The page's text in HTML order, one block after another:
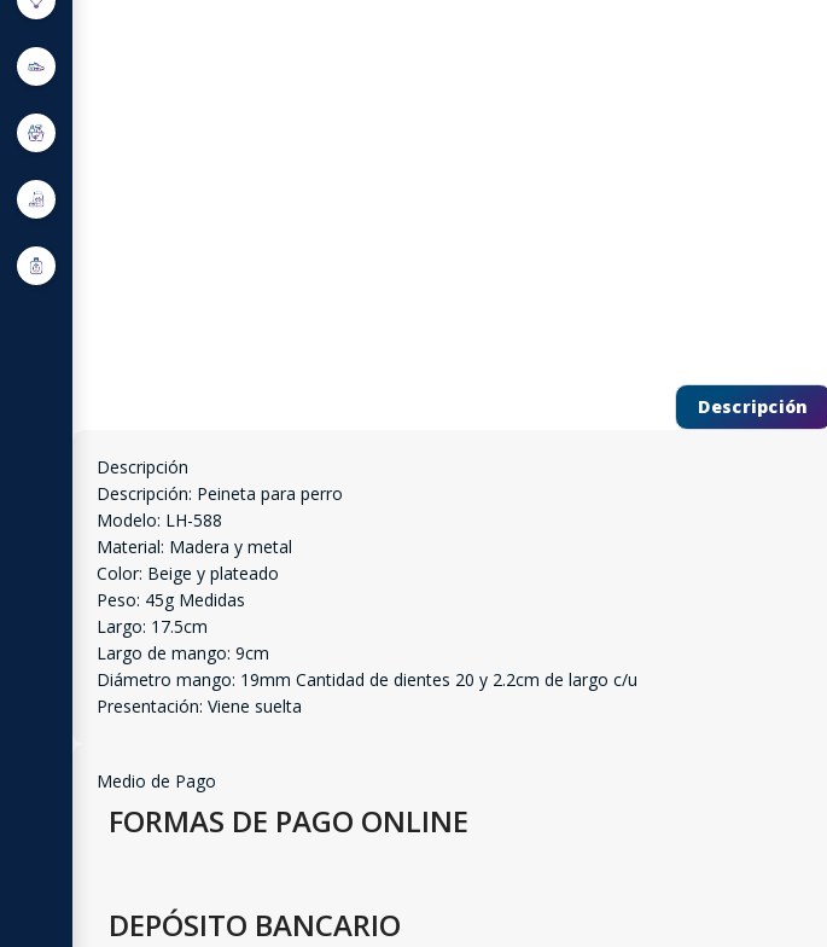
Descripción
Descripción
Descripción: Peineta para perro
Modelo: LH-588
Material: Madera y metal
Color: Beige y plateado
Peso: 45g Medidas
Largo: 17.5cm
Largo de mango: 9cm
Diámetro mango: 19mm Cantidad de dientes 20 y 2.2cm de largo c/u
Presentación: Viene suelta
Medio de Pago
FORMAS DE PAGO ONLINE
DEPÓSITO BANCARIO